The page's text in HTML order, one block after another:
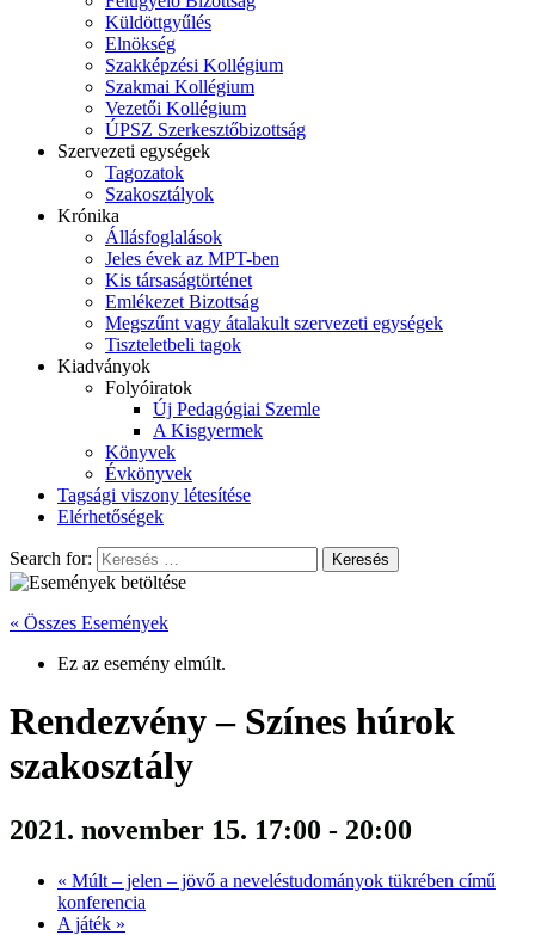
Küldöttgyűlés
Elnökség
Szakképzési Kollégium
Szakmai Kollégium
Vezetői Kollégium
ÚPSZ Szerkesztőbizottság
Szervezeti egységek
Tagozatok
Szakosztályok
Krónika
Állásfoglalások
Jeles évek az MPT-ben
Kis társaságtörténet
Emlékezet Bizottság
Megszűnt vagy átalakult szervezeti egységek
Tiszteletbeli tagok
Kiadványok
Folyóiratok
Új Pedagógiai Szemle
A Kisgyermek
Könyvek
Évkönyvek
Tagsági viszony létesítése
Elérhetőségek
Search for:
« Összes Események
Ez az esemény elmúlt.
Rendezvény – Színes húrok
szakosztály
2021. november 15. 17:00 - 20:00
« Múlt – jelen – jövő a neveléstudományok tükrében című
konferencia
A játék »